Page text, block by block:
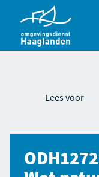
Lees voor